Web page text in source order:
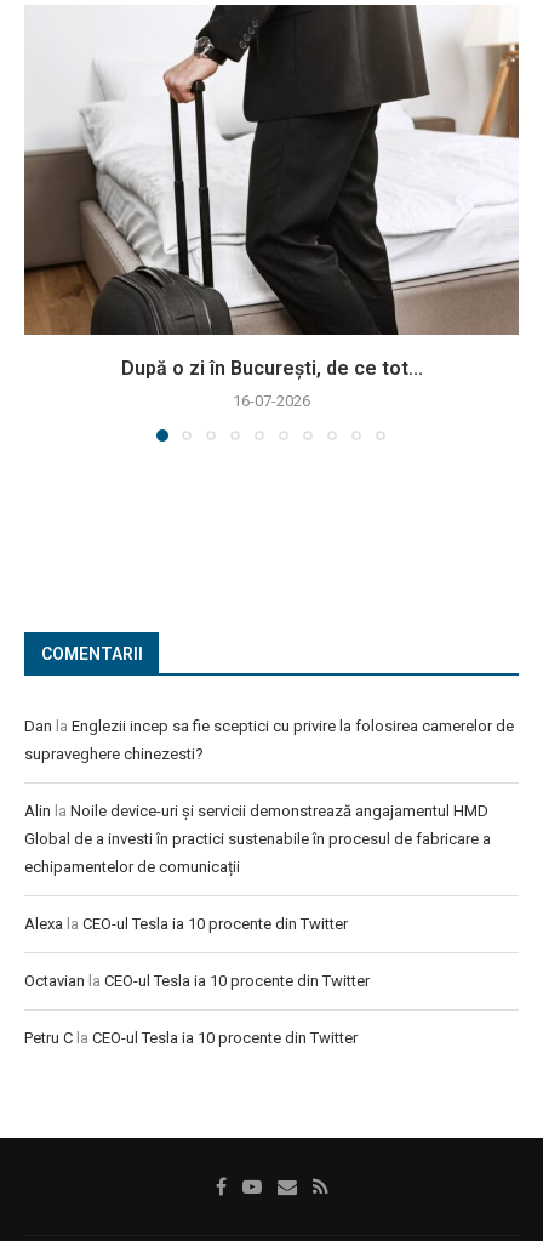
După o zi în București, de ce tot...
16-07-2026
COMENTARII
Dan la Englezii incep sa fie sceptici cu privire la folosirea camerelor de
supraveghere chinezesti?
Alin la Noile device-uri și servicii demonstrează angajamentul HMD
Global de a investi în practici sustenabile în procesul de fabricare a
echipamentelor de comunicații
Alexa la CEO-ul Tesla ia 10 procente din Twitter
Octavian la CEO-ul Tesla ia 10 procente din Twitter
Petru C la CEO-ul Tesla ia 10 procente din Twitter